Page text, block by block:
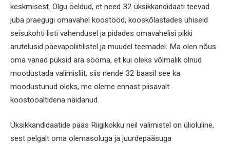
keskmisest. Olgu öeldud, et need 32 üksikkandidaati teevad
juba praegugi omavahel koostööd, kooskõlastades ühiseid
seisukohti listi vahendusel ja pidades omavahelisi pikki
arutelusid päevapoliitilistel ja muudel teemadel. Ma olen nõus
oma vanad püksid ära sööma, et kui oleks võimalik olnud
moodustada valimisliit, siis nende 32 baasil see ka
moodustunud oleks, me oleme ennast piisavalt
koostööaltidena näidanud.
Üksikkandidaatide pääs Riigikokku neil valimistel on ülioluline,
sest pelgalt oma olemasoluga ja juurdepääsuga